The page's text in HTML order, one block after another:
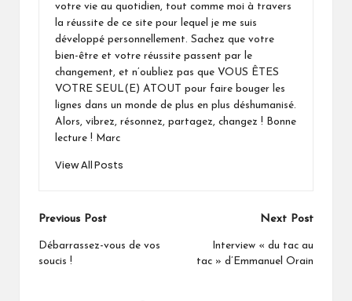
votre vie au quotidien, tout comme moi à travers
la réussite de ce site pour lequel je me suis
développé personnellement. Sachez que votre
bien-être et votre réussite passent par le
changement, et n’oubliez pas que VOUS ÊTES
VOTRE SEUL(E) ATOUT pour faire bouger les
lignes dans un monde de plus en plus déshumanisé.
Alors, vibrez, résonnez, partagez, changez ! Bonne
lecture ! Marc
View All Posts
Post
navigation
Previous Post
Débarrassez-vous de vos
soucis !
Next Post
Interview « du tac au
tac » d’Emmanuel Orain